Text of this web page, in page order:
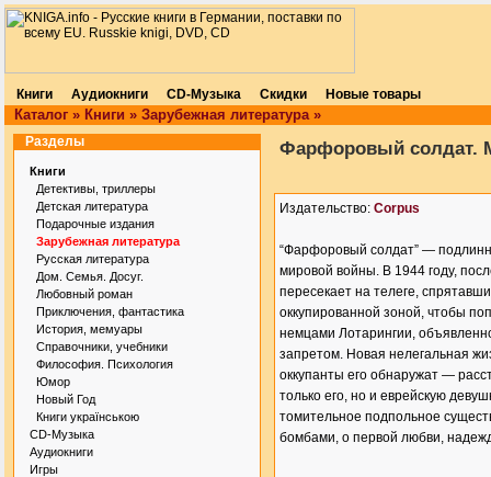
Книги Аудиокниги CD-Музыка Скидки Новые товары
Каталог » Книги » Зарубежная литература»
Разделы
Книги
Детективы, триллеры
Детская литература
Подарочные издания
Зарубежная литература
Русская литература
Дом. Семья. Досуг.
Любовный роман
Приключения, фантастика
История, мемуары
Справочники, учебники
Философия. Психология
Юмор
Новый Год
Книги українською
CD-Музыка
Аудиокниги
Игры
Фарфоровый солдат.
Издательство: Corpus
“Фарфоровый солдат” —
мировой войны. В 1944 году,
пересекает на телеге,
оккупированной зоной, чтобы
немцами Лотарингии,
запретом. Новая нелегальная
оккупанты его обнаружат —
только его, но и еврейскую
томительное подпольное
бомбами, о первой любви,